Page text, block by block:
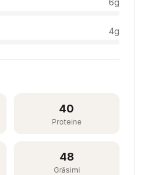
6g
4g
40
Proteine
48
Grăsimi